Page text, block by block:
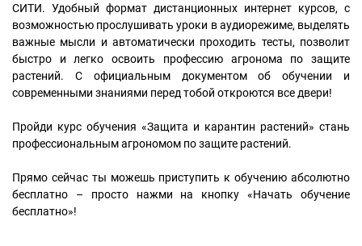
СИТИ. Удобный формат дистанционных интернет курсов, с
возможностью прослушивать уроки в аудиорежиме, выделять
важные мысли и автоматически проходить тесты, позволит
быстро и легко освоить профессию агронома по защите
растений. С официальным документом об обучении и
современными знаниями перед тобой откроются все двери!
Пройди курс обучения «Защита и карантин растений» стань
профессиональным агрономом по защите растений.
Прямо сейчас ты можешь приступить к обучению абсолютно
бесплатно – просто нажми на кнопку «Начать обучение
бесплатно»!